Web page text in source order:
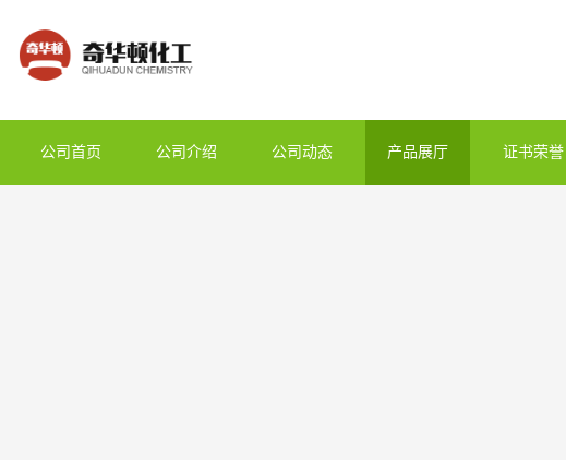
公司首页 公司介绍 公司动态 产品展厅 证书荣誉